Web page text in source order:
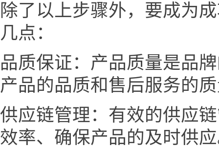
除了以上步骤外，要成为
几点：
品质保证：产品质量是品
产品的品质和售后服务的
供应链管理：有效的供应
效率、确保产品的及时供